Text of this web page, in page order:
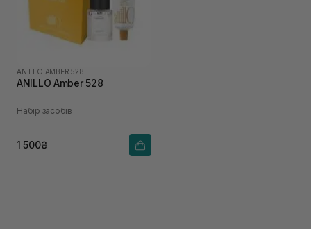
ANILLO AMBER 528
ANILLO Amber 528
Набір засобів
1 500₴